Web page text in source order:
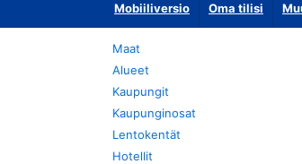
Mobiiliversio Oma tilisi
Maat
Alueet
Kaupungit
Kaupunginosat
Lentokentät
Hotellit